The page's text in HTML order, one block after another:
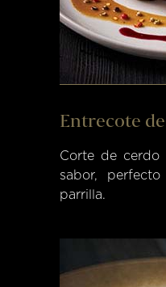
Entrecote
Corte de cerdo
sabor,
parrilla.